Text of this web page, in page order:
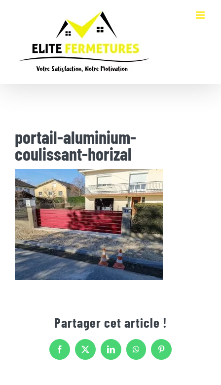
portail-aluminium-
coulissant-horizal
Partager cet article !
Facebook
X LinkedInWhatsAppPinterest